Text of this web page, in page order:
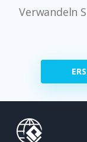
Verwandeln